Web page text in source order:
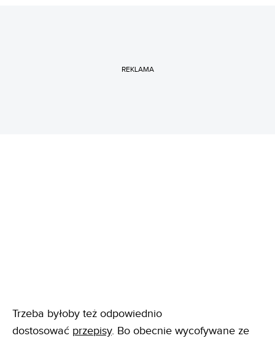
REKLAMA
Trzeba byłoby też odpowiednio
dostosować przepisy. Bo obecnie wycofywane ze